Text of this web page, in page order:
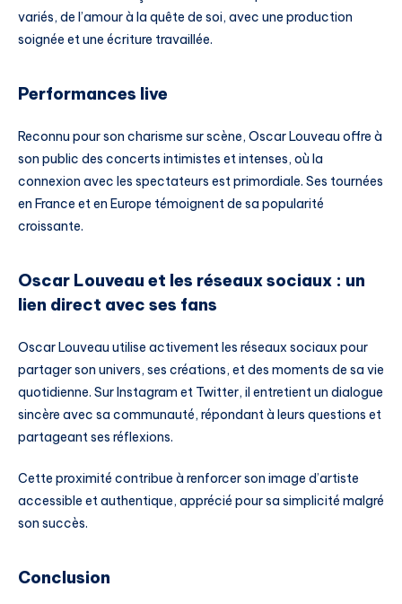
variés, de l’amour à la quête de soi, avec une production
soignée et une écriture travaillée.
Performances live
Reconnu pour son charisme sur scène, Oscar Louveau offre à
son public des concerts intimistes et intenses, où la
connexion avec les spectateurs est primordiale. Ses tournées
en France et en Europe témoignent de sa popularité
croissante.
Oscar Louveau et les réseaux sociaux : un
lien direct avec ses fans
Oscar Louveau utilise activement les réseaux sociaux pour
partager son univers, ses créations, et des moments de sa vie
quotidienne. Sur Instagram et Twitter, il entretient un dialogue
sincère avec sa communauté, répondant à leurs questions et
partageant ses réflexions.
Cette proximité contribue à renforcer son image d’artiste
accessible et authentique, apprécié pour sa simplicité malgré
son succès.
Conclusion